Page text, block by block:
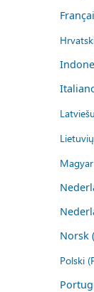
Norsk
Polski